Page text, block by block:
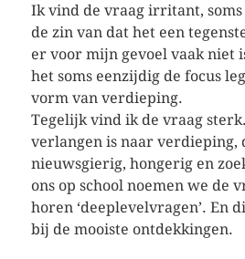
Ik vind de vraag irritant, soms
de zin van dat het een
er voor mijn gevoel vaak niet
het soms eenzijdig de focus
vorm van verdieping.
Tegelijk vind ik de vraag
verlangen is naar verdieping,
nieuwsgierig, hongerig en
ons op school noemen we de
horen ‘deeplevelvragen’. En
bij de mooiste ontdekkingen.